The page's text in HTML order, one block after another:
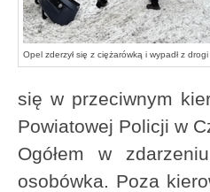
Opel zderzył się z ciężarówką i wypadł z drogi
się w przeciwnym
Powiatowej Policji w
Ogółem w
osobówka. Poza